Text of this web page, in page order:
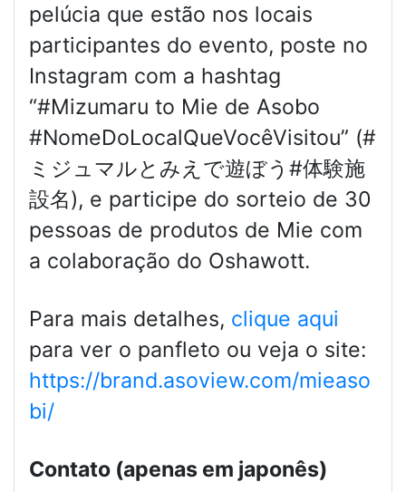
pelúcia que estão nos locais
participantes do evento, poste no
Instagram com a hashtag
“#Mizumaru to Mie de Asobo
#NomeDoLocalQueVocêVisitou” (#
ミジュマルとみえで遊ぼう#体験施
設名), e participe do sorteio de 30
pessoas de produtos de Mie com
a colaboração do Oshawott.
Para mais detalhes, clique aqui
para ver o panfleto ou veja o site:
https://brand.asoview.com/mieaso
bi/
Contato (apenas em japonês)